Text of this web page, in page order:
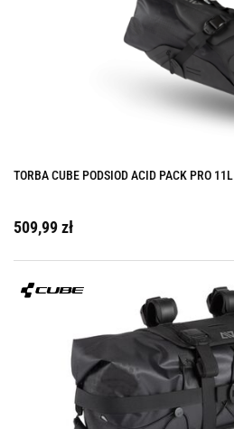
TORBA CUBE PODSIOD ACID PACK PRO 11L
509,99 zł